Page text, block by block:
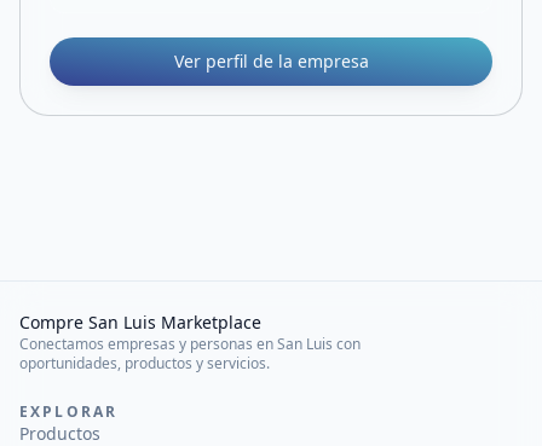
Ver perfil de la empresa
Compre San Luis Marketplace
Conectamos empresas y personas en San Luis con
oportunidades, productos y servicios.
EXPLORAR
Productos